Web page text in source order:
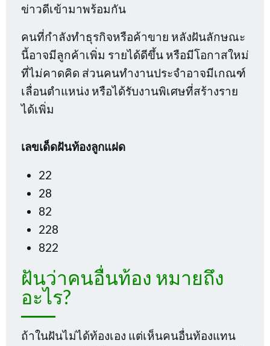
ข่าวดีเข้ามาพร้อมกัน
คนที่กำลังทำธุรกิจหรือค้าขาย หลังฝันลักษณะ
นี้อาจมีลูกค้าเพิ่ม รายได้ดีขึ้น หรือมีโอกาสใหม่
ที่ไม่คาดคิด ส่วนคนทำงานประจำอาจมีเกณฑ์
เลื่อนตำแหน่ง หรือได้รับงานพิเศษที่สร้างราย
ได้เพิ่ม
เลขเด็ดฝันท้องลูกแฝด
22
28
82
228
822
ฝันว่าคนอื่นท้อง หมายถึง
อะไร?
ถ้าในฝันไม่ได้ท้องเอง แต่เห็นคนอื่นท้องแทน